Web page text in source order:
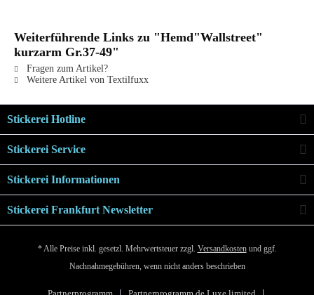
Weiterführende Links zu "Hemd"Wallstreet"
kurzarm Gr.37-49"
Fragen zum Artikel?
Weitere Artikel von Textilfuxx
Stickerei Hotline
Stickerei Service
Stickerei Informationen
Stickerei Frankfurt Newsletter
* Alle Preise inkl. gesetzl. Mehrwertsteuer zzgl. Versandkostenund ggf.
Nachnahmegebühren, wenn nicht anders beschrieben